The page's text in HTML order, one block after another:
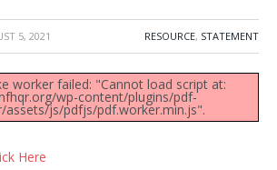
5, 2021 RESOURCE, STATEMENT
worker failed: "Cannot load script at:
wp-content/plugins/pdf-
assets/js/pdfjs/pdf.worker.min.js".
Here